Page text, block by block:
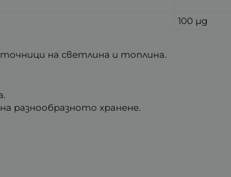
100 µg
на светлина и топлина.
разнообразното хранене.